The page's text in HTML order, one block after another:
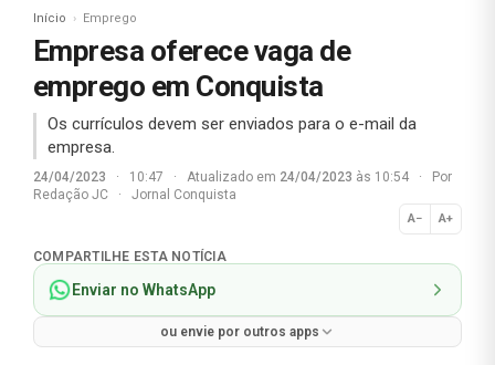
Início Emprego
Empresa oferece vaga de
emprego em Conquista
Os currículos devem ser enviados para o e-mail da
empresa.
24/04/2023 · 10:47 · Atualizado em 24/04/2023 às 10:54 ·
Por
Redação JC
· Jornal Conquista
A− A+
Normal
COMPARTILHE ESTA NOTÍCIA
Enviar no WhatsApp
ou envie por outros apps